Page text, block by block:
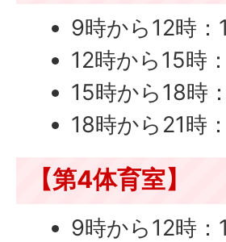
9時から12時：
12時から15時
15時から18時
18時から21時
【第4体育室】
9時から12時：